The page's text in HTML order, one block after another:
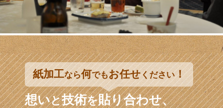
紙加工なら何でもお任せください！
想いと技術を貼り合わせ、